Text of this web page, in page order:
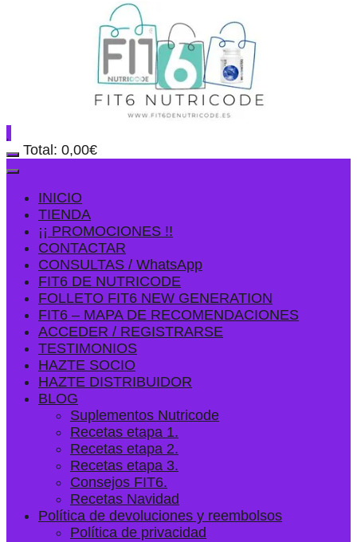
Total: 0,00€
INICIO
TIENDA
¡¡ PROMOCIONES !!
CONTACTAR
CONSULTAS / WhatsApp
FIT6 DE NUTRICODE
FOLLETO FIT6 NEW GENERATION
FIT6 – MAPA DE RECOMENDACIONES
ACCEDER / REGISTRARSE
TESTIMONIOS
HAZTE SOCIO
HAZTE DISTRIBUIDOR
BLOG
Suplementos Nutricode
Recetas etapa 1.
Recetas etapa 2.
Recetas etapa 3.
Consejos FIT6.
Recetas Navidad
Política de devoluciones y reembolsos
Política de privacidad